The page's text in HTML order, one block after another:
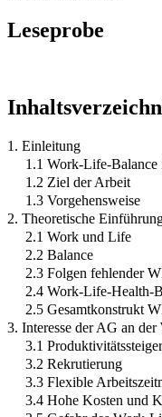
Leseprobe
1. Einleitung
1.1 Work-Life-Balance
1.2 Ziel der Arbeit
1.3 Vorgehensweise
2. Theoretische
2.1 Work und Life
2.2 Balance
2.3 Folgen fehlender
2.4 Work-Life-Health-
2.5 Gesamtkonstrukt
3. Interesse der AG an
3.1
3.2 Rekrutierung
3.3 Flexible
3.4 Hohe Kosten und